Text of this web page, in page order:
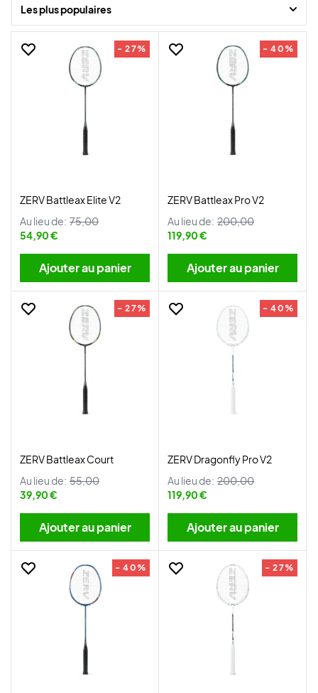
Les plus populaires
- 27%
ZERV Battleax Elite V2
Au lieu de: 75,00
54,90 €
Ajouter au panier
- 40%
ZERV Battleax Pro V2
Au lieu de: 200,00
119,90 €
Ajouter au panier
- 27%
ZERV Battleax Court
Au lieu de: 55,00
39,90 €
Ajouter au panier
- 40%
ZERV Dragonfly Pro V2
Au lieu de: 200,00
119,90 €
Ajouter au panier
- 40% - 27%